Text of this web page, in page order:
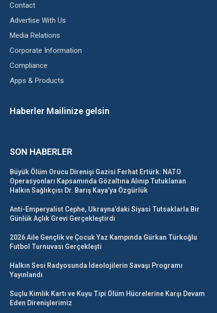
Contact
Advertise With Us
Media Relations
Corporate Information
Compliance
Apps & Products
Haberler Mailinize gelsin
SON HABERLER
Büyük Ölüm Orucu Direnişi Gazisi Ferhat Ertürk: NATO
Operasyonları Kapsamında Gözaltına Alınıp Tutuklanan
Halkın Sağlıkçısı Dr. Barış Kaya’ya Özgürlük
Anti-Emperyalist Cephe, Ukrayna’daki Siyasi Tutsaklarla Bir
Günlük Açlık Grevi Gerçekleştirdi
2026 Aile Gençlik ve Çocuk Yaz Kampında Gürkan Türkoğlu
Futbol Turnuvası Gerçekleşti
Halkın Sesi Radyosunda İdeolojilerin Savaşı Programı
Yayınlandı
Suçlu Kimlik Kartı ve Kuyu Tipi Ölüm Hücrelerine Karşı Devam
Eden Direnişlerimiz